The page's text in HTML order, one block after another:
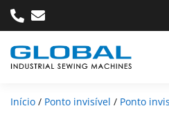
Início / Ponto invisível / Ponto